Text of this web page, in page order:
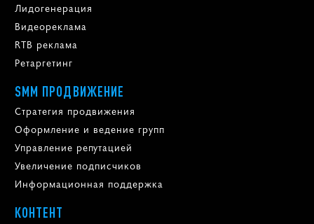
Лидогенерация
Видеореклама
RTB реклама
Ретаргетинг
SMM ПРОДВИЖЕНИЕ
Стратегия продвижения
Оформление и ведение групп
Управление репутацией
Увеличение подписчиков
Информационная поддержка
КОНТЕНТ